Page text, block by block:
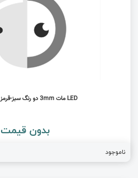
LED مات 3mm دو رنگ سبز-قرمز آند مشترک
بدون قیمت
ناموجود